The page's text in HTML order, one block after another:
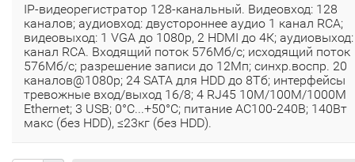
IP-видеорегистратор 128-канальный. Видеовход: 128
каналов; аудиовход: двустороннее аудио 1 канал RCA;
видеовыход: 1 VGA до 1080р, 2 HDMI до 4К;
канал RCA. Входящий поток 576Мб/с; исходящий поток
576Мб/с; разрешение записи до 12Мп; синхр.воспр. 20
каналов@1080р; 24 SATA для HDD до 8Тб; интерфейсы
тревожные вход/выход 16/8; 4 RJ45 10M/100M/1000M
Ethernet; 3 USB; 0°C...+50°C; питание АC100-240В; 140Вт
макс (без HDD), ≤23кг (без HDD).